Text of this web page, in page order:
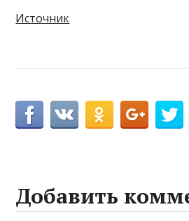
Источник
Добавить